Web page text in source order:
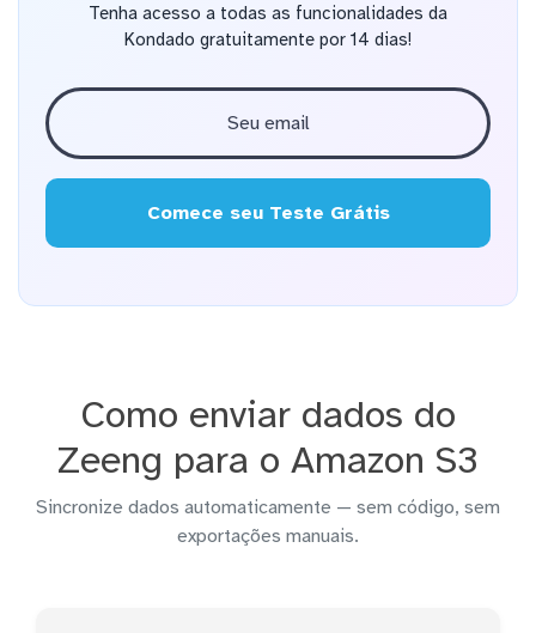
Tenha acesso a todas as funcionalidades da
Kondado gratuitamente por 14 dias!
Comece seu Teste Grátis
Como enviar dados do
Zeeng para o Amazon S3
Sincronize dados automaticamente — sem código, sem
exportações manuais.